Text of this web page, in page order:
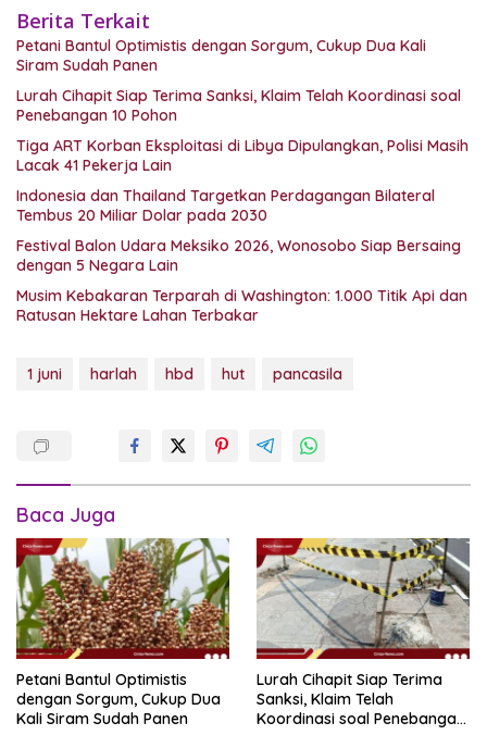
Berita Terkait
Petani Bantul Optimistis dengan Sorgum, Cukup Dua Kali
Siram Sudah Panen
Lurah Cihapit Siap Terima Sanksi, Klaim Telah Koordinasi soal
Penebangan 10 Pohon
Tiga ART Korban Eksploitasi di Libya Dipulangkan, Polisi Masih
Lacak 41 Pekerja Lain
Indonesia dan Thailand Targetkan Perdagangan Bilateral
Tembus 20 Miliar Dolar pada 2030
Festival Balon Udara Meksiko 2026, Wonosobo Siap Bersaing
dengan 5 Negara Lain
Musim Kebakaran Terparah di Washington: 1.000 Titik Api dan
Ratusan Hektare Lahan Terbakar
1 juni harlah hbd hut pancasila
Baca Juga
Petani Bantul Optimistis
dengan Sorgum, Cukup Dua
Kali Siram Sudah Panen
Lurah Cihapit Siap Terima
Sanksi, Klaim Telah
Koordinasi soal Penebangan